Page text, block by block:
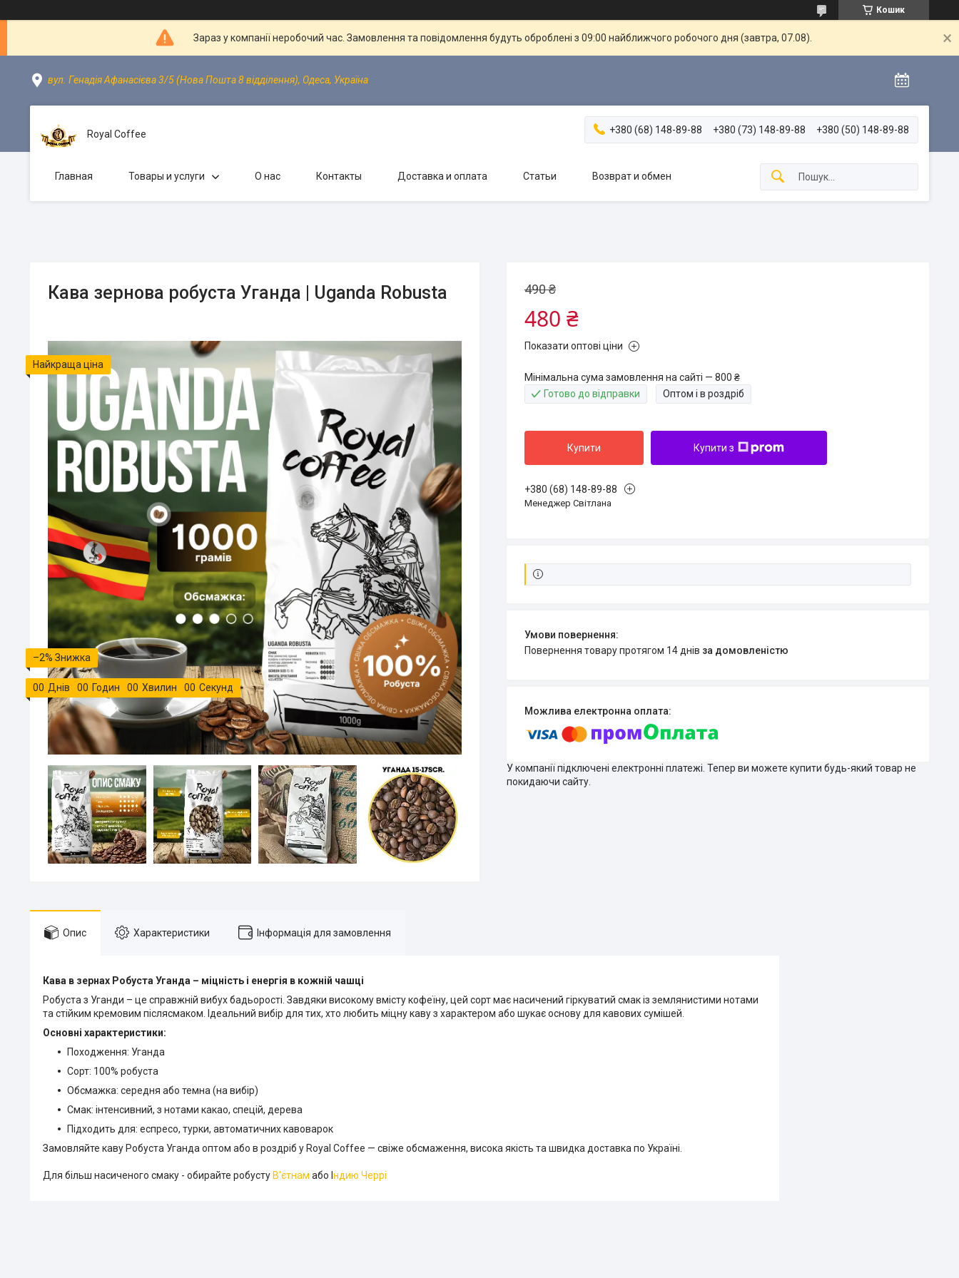
Кошик
Зараз у компанії неробочий час. Замовлення та повідомлення будуть оброблені з 09:00 найближчого робочого дня (завтра, 07.08).
вул. Генадія Афанасієва 3/5 (Нова Пошта 8 відділення), Одеса, Україна
Royal Coffee +380 (68) 148-89-88 +380 (73) 148-89-88 +380 (50) 148-89-88
Главная Товары и услуги О нас Контакты Доставка и оплата Статьи Возврат и обмен
Кава зернова робуста Уганда | Uganda Robusta
Найкраща ціна
–2%
00 Днів 00 Годин 00 Хвилин 00 Секунд
490 ₴
480 ₴
Показати оптові ціни
Мінімальна сума замовлення на сайті — 800 ₴
Готово до відправки
Оптом і в роздріб
Купити Купити з
+380 (68) 148-89-88
Менеджер Світлана
повернення товару протягом 14 днів за домовленістю
У компанії підключені електронні платежі. Тепер ви можете купити будь-який товар не
покидаючи сайту.
Опис Характеристики Інформація для замовлення
Кава в зернах Робуста Уганда – міцність і енергія в кожній чашці
Робуста з Уганди – це справжній вибух бадьорості. Завдяки високому вмісту кофеїну, цей сорт має насичений гіркуватий смак із землянистими нотами
та стійким кремовим післясмаком. Ідеальний вибір для тих, хто любить міцну каву з характером або шукає основу для кавових сумішей.
Основні характеристики:
Походження: Уганда
Сорт: 100% робуста
Обсмажка: середня або темна (на вибір)
Смак: інтенсивний, з нотами какао, спецій, дерева
Підходить для: еспресо, турки, автоматичних кавоварок
Замовляйте каву Робуста Уганда оптом або в роздріб у Royal Coffee — свіже обсмаження, висока якість та швидка доставка по Україні.
Для більш насиченого смаку - обирайте робустуВ'єтнам або Індию Черрі